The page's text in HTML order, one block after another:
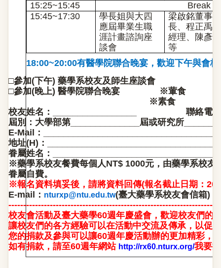
15:25~15:45
Break
15:45~17:30
學長姐與大四
應屆畢業生職
涯計畫諮詢座
談會
梁啟銘董事
長、程正禹總
經理、陳彥汝
等
18:00~20:00有醫學院聯合晚宴，歡迎下午與會
□參加(下午) 藥學系校友及師生座談會
□參加(晚上) 醫學院聯合晚宴
※葷食
※素食
校友姓名：
聯絡電
屆別：大學部第______________ 屆或研究所
E-Mail
：
地址(H) ：
眷屬姓名：
※藥學系校友餐費每個人NT$ 1000元，由藥學系校友
眷屬自費。
※報名資料填妥後，請將資料回傳(報名截止日期：
E-mail
： nturxp@ntu.edu.tw(臺大藥學系校友會信箱)
-----------------------------------------------------------------------
校友會活動及臺大藥學60週年慶盛會，歡迎校友們的
讓校友們的各方經驗可以在活動中交流及傳承， 以促
您的捐款及參與可以讓60週年慶活動辦的更加精彩，
如有捐款， 請至60週年網站 http://rx60.nturx.org/我要